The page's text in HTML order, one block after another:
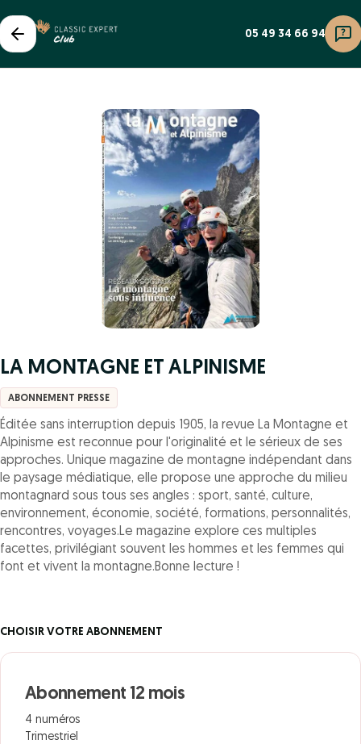
05 49 34 66 94
LA MONTAGNE ET ALPINISME
ABONNEMENT PRESSE
Éditée sans interruption depuis 1905, la revue La Montagne et
Alpinisme est reconnue pour l'originalité et le sérieux de ses
approches. Unique magazine de montagne indépendant dans
le paysage médiatique, elle propose une approche du milieu
montagnard sous tous ses angles : sport, santé, culture,
environnement, économie, société, formations, personnalités,
rencontres, voyages.Le magazine explore ces multiples
facettes, privilégiant souvent les hommes et les femmes qui
font et vivent la montagne.Bonne lecture !
CHOISIR VOTRE ABONNEMENT
Abonnement 12 mois
4 numéros
Trimestriel